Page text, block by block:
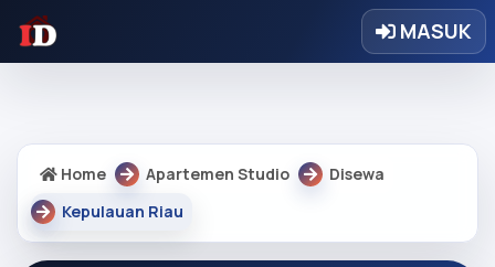
Warning: Undefined array key "regency" in
/home/idrumah/public_html/core/core.php on line 9328
MASUK
Home Apartemen Studio
Disewa
Kepulauan Riau